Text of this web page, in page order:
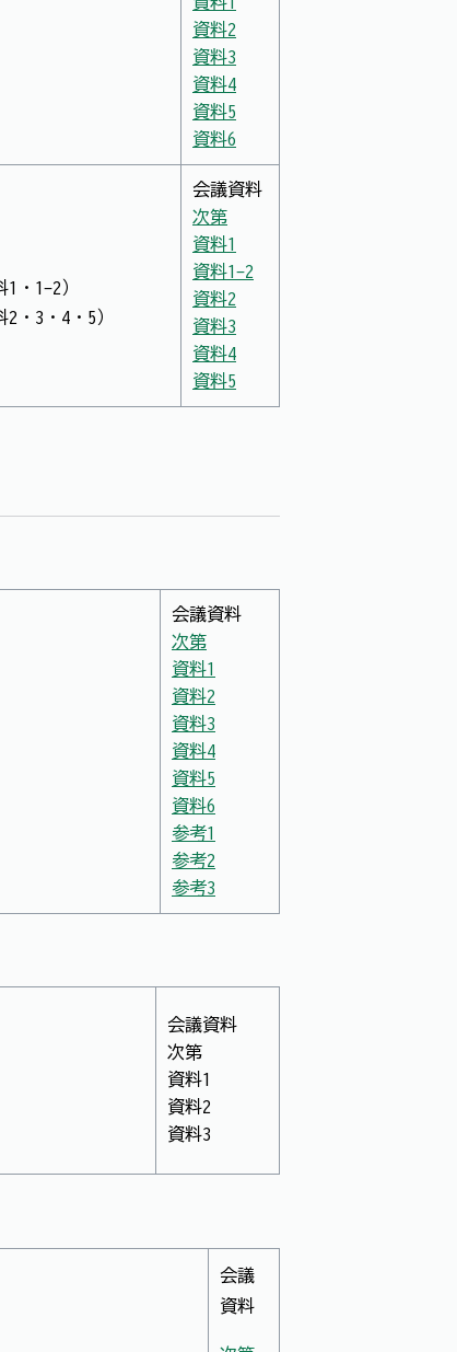
資料2
資料3
資料4
資料5
資料6
・1-2）
・3・4・5）
会議資料
次第
資料1
資料1-2
資料2
資料3
資料4
資料5
会議資料
次第
資料1
資料2
資料3
資料4
資料5
資料6
参考1
参考2
参考3
会議資料
次第
資料1
資料2
資料3
会議
資料